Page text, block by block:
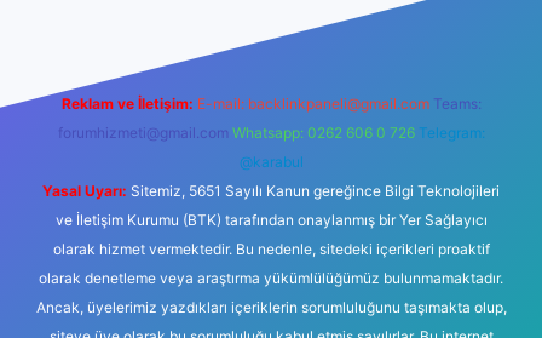
Reklam ve İletişim: E-mail: backlinkpaneli@gmail.com Teams:
forumhizmeti@gmail.com Whatsapp: 0262 606 0 726 Telegram:
@karabul
Yasal Uyarı: Sitemiz, 5651 Sayılı Kanun gereğince Bilgi Teknolojileri
ve İletişim Kurumu (BTK) tarafından onaylanmış bir Yer Sağlayıcı
olarak hizmet vermektedir. Bu nedenle, sitedeki içerikleri proaktif
olarak denetleme veya araştırma yükümlülüğümüz bulunmamaktadır.
Ancak, üyelerimiz yazdıkları içeriklerin sorumluluğunu taşımakta olup,